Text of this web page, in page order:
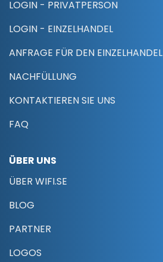
LOGIN - PRIVATPERSON
LOGIN - EINZELHANDEL
ANFRAGE FÜR DEN EINZELHANDEL
NACHFÜLLUNG
KONTAKTIEREN SIE UNS
FAQ
ÜBER UNS
ÜBER WIFI.SE
BLOG
PARTNER
LOGOS